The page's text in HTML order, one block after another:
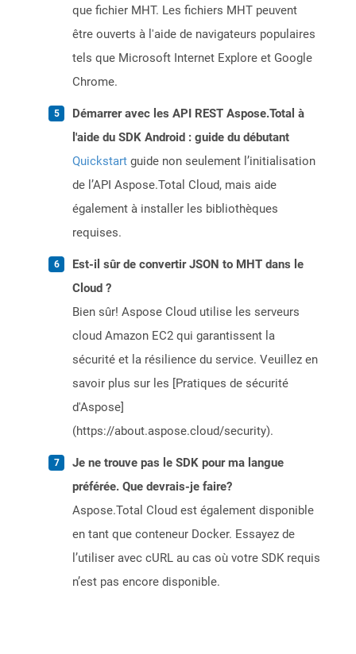
que fichier MHT. Les fichiers MHT peuvent
être ouverts à l'aide de navigateurs populaires
tels que Microsoft Internet Explore et Google
Chrome.
Démarrer avec les API REST Aspose.Total à
l'aide du SDK Android : guide du débutant
Quickstart guide non seulement l’initialisation
de l’API Aspose.Total Cloud, mais aide
également à installer les bibliothèques
requises.
Est-il sûr de convertir JSON to MHT dans le
Cloud ?
Bien sûr! Aspose Cloud utilise les serveurs
cloud Amazon EC2 qui garantissent la
sécurité et la résilience du service. Veuillez en
savoir plus sur les [Pratiques de sécurité
d'Aspose]
(https://about.aspose.cloud/security).
Je ne trouve pas le SDK pour ma langue
préférée. Que devrais-je faire?
Aspose.Total Cloud est également disponible
en tant que conteneur Docker. Essayez de
l’utiliser avec cURL au cas où votre SDK requis
n’est pas encore disponible.